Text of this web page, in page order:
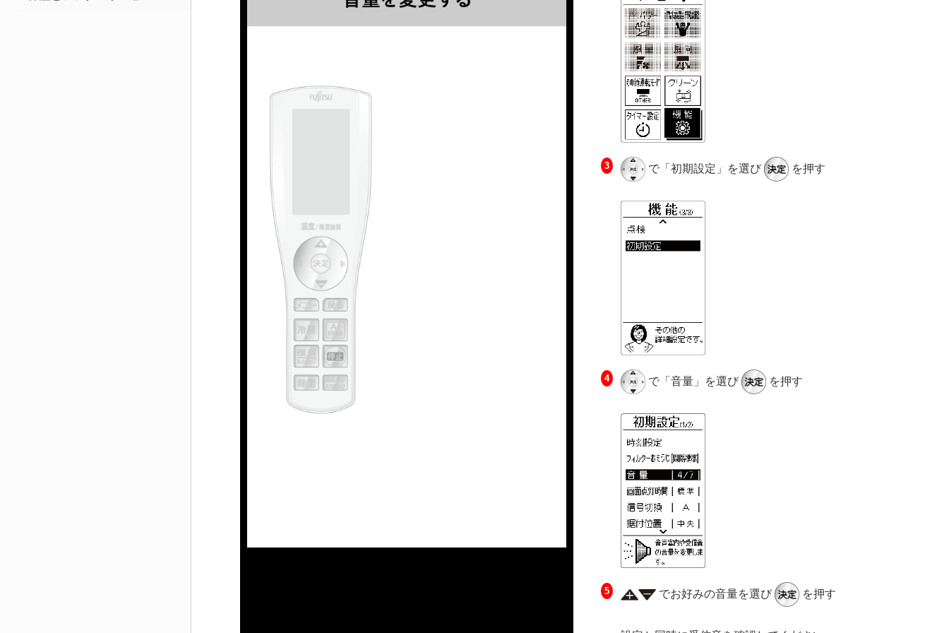
で「初期設定」を選び を押す
で「音量」を選び を押す
でお好みの音量を選び を押す